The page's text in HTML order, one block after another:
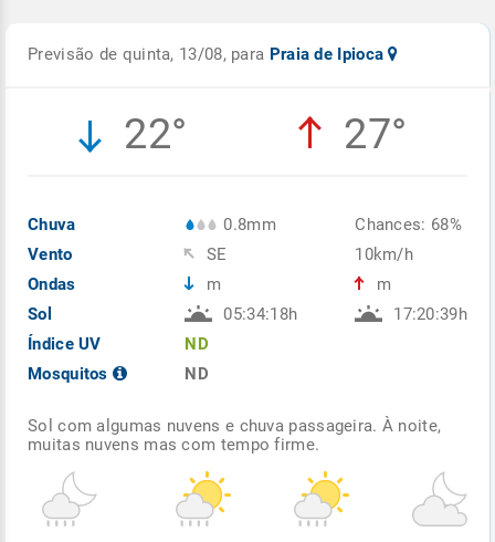
Previsão de quinta, 13/08, para Praia de Ipioca
22° 27°
Chuva
Vento
Ondas
Sol
Índice UV
Mosquitos
0.8mm
SE
m
05:34:18h
ND
ND
Chances: 68%
10km/h
m
17:20:39h
Sol com algumas nuvens e chuva passageira. À noite,
muitas nuvens mas com tempo firme.